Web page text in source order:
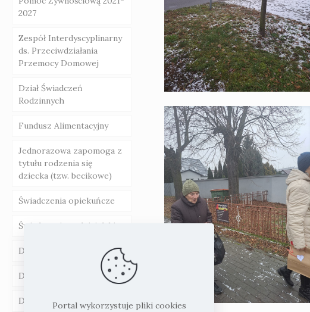
terenie Powiatu
Świadczenia pieniężne
2027
Zespół Interdyscyplinarny
ds. Przeciwdziałania
Przemocy Domowej
Dział Świadczeń
Rodzinnych
Fundusz Alimentacyjny
Jednorazowa zapomoga z
tytułu rodzenia się
dziecka (tzw. becikowe)
Świadczenia opiekuńcze
Świadczenie rodzicielskie
Dobry Start
Dodatek mieszkaniowy
Dział wsparcia rodziny
Portal wykorzystuje pliki cookies